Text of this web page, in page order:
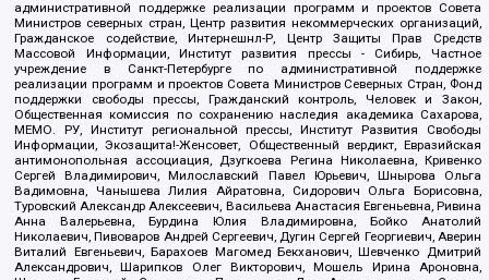
административной поддержке реализации программ и проектов Совета
Министров северных стран, Центр развития некоммерческих организаций,
Гражданское содействие, Интернешнл-Р, Центр Защиты Прав Средств
Массовой Информации, Институт развития прессы - Сибирь, Частное
учреждение в Санкт-Петербурге по административной поддержке
реализации программ и проектов Совета Министров Северных Стран, Фонд
поддержки свободы прессы, Гражданский контроль, Человек и Закон,
Общественная комиссия по сохранению наследия академика Сахарова,
МЕМО. РУ, Институт региональной прессы, Институт Развития Свободы
Информации, Экозащита!-Женсовет, Общественный вердикт, Евразийская
антимонопольная ассоциация, Дзугкоева Регина Николаевна, Кривенко
Сергей Владимирович, Милославский Павел Юрьевич, Шнырова Ольга
Вадимовна, Чанышева Лилия Айратовна, Сидорович Ольга Борисовна,
Туровский Александр Алексеевич, Васильева Анастасия Евгеньевна, Ривина
Анна Валерьевна, Бурдина Юлия Владимировна, Бойко Анатолий
Николаевич, Пивоваров Андрей Сергеевич, Дугин Сергей Георгиевич, Аверин
Виталий Евгеньевич, Барахоев Магомед Бекханович, Шевченко Дмитрий
Александрович, Шарипков Олег Викторович, Мошель Ирина Ароновна,